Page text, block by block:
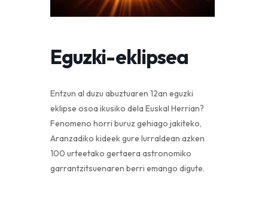
Eguzki-eklipsea
Entzun al duzu abuztuaren 12an eguzki
eklipse osoa ikusiko dela Euskal Herrian?
Fenomeno horri buruz gehiago jakiteko,
Aranzadiko kideek gure lurraldean azken
100 urteetako gertaera astronomiko
garrantzitsuenaren berri emango digute.